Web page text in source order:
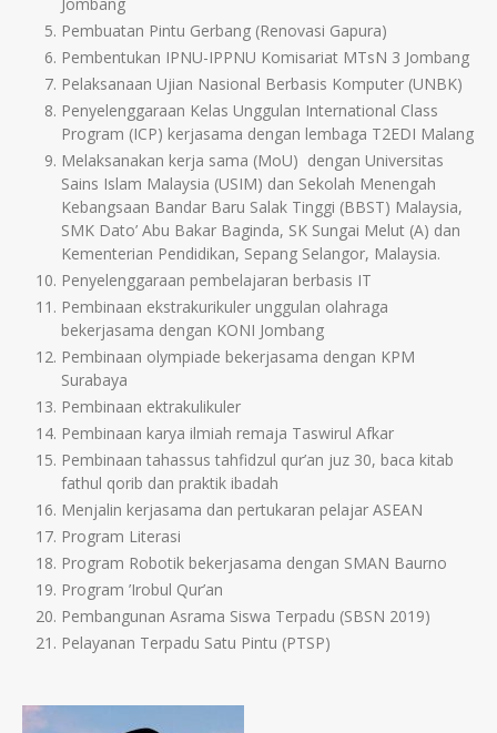
Pembuatan Pintu Gerbang (Renovasi Gapura)
Pembentukan IPNU-IPPNU Komisariat MTsN 3 Jombang
Pelaksanaan Ujian Nasional Berbasis Komputer (UNBK)
Penyelenggaraan Kelas Unggulan International Class
Program (ICP) kerjasama dengan lembaga T2EDI Malang
Melaksanakan kerja sama (MoU) dengan Universitas
Sains Islam Malaysia (USIM) dan Sekolah Menengah
Kebangsaan Bandar Baru Salak Tinggi (BBST) Malaysia,
SMK Dato’ Abu Bakar Baginda, SK Sungai Melut (A) dan
Kementerian Pendidikan, Sepang Selangor, Malaysia.
Penyelenggaraan pembelajaran berbasis IT
Pembinaan ekstrakurikuler unggulan olahraga
bekerjasama dengan KONI Jombang
Pembinaan olympiade bekerjasama dengan KPM
Surabaya
Pembinaan ektrakulikuler
Pembinaan karya ilmiah remaja Taswirul Afkar
Pembinaan tahassus tahfidzul qur’an juz 30, baca kitab
fathul qorib dan praktik ibadah
Menjalin kerjasama dan pertukaran pelajar ASEAN
Program Literasi
Program Robotik bekerjasama dengan SMAN Baurno
Program ’Irobul Qur’an
Pembangunan Asrama Siswa Terpadu (SBSN 2019)
Pelayanan Terpadu Satu Pintu (PTSP)